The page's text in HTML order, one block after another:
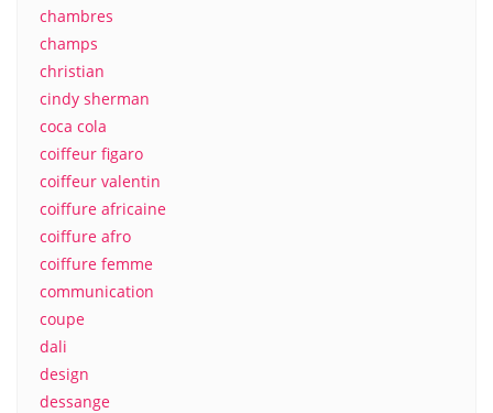
chambres
champs
christian
cindy sherman
coca cola
coiffeur figaro
coiffeur valentin
coiffure africaine
coiffure afro
coiffure femme
communication
coupe
dali
design
dessange